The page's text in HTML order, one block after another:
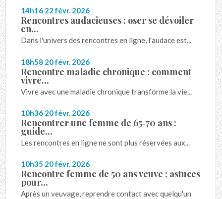
14h16 22 févr. 2026
Rencontres audacieuses : oser se dévoiler
en...
Dans l'univers des rencontres en ligne, l'audace est...
18h58 20févr. 2026
Rencontre maladie chronique : comment
vivre...
Vivre avec une maladie chronique transforme la vie...
10h36 20févr. 2026
Rencontrer une femme de 65‑70 ans :
guide...
Les rencontres en ligne ne sont plus réservées aux...
10h35 20févr. 2026
Rencontre femme de 50 ans veuve : astuces
pour...
Après un veuvage, reprendre contact avec quelqu'un